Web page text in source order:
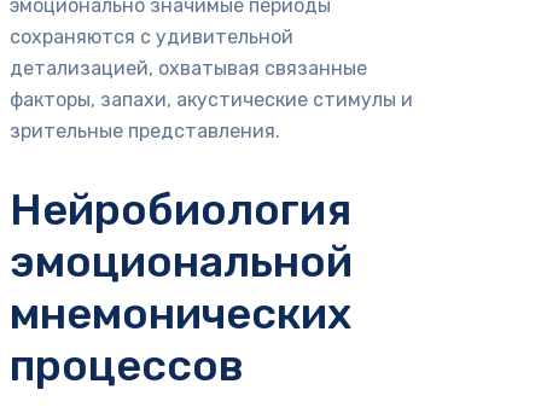
эмоционально значимые периоды
сохраняются с удивительной
детализацией, охватывая связанные
факторы, запахи, акустические стимулы и
зрительные представления.
Нейробиология
эмоциональной
мнемонических
процессов